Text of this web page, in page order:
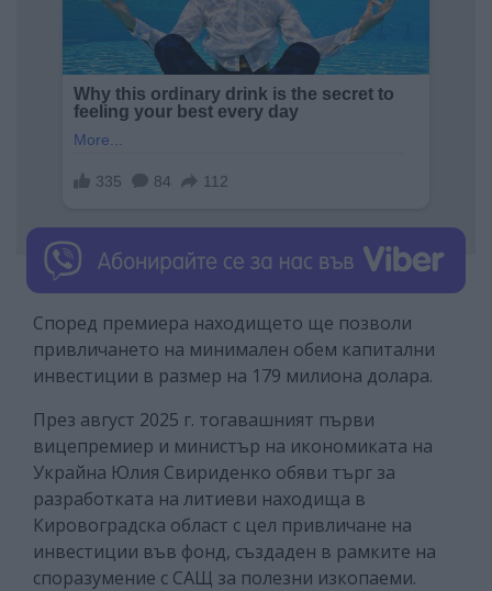
Според премиера находището ще позволи
привличането на минимален обем капитални
инвестиции в размер на 179 милиона долара.
През август 2025 г. тогавашният първи
вицепремиер и министър на икономиката на
Украйна Юлия Свириденко обяви търг за
разработката на литиеви находища в
Кировоградска област с цел привличане на
инвестиции във фонд, създаден в рамките на
споразумение с САЩ за полезни изкопаеми.